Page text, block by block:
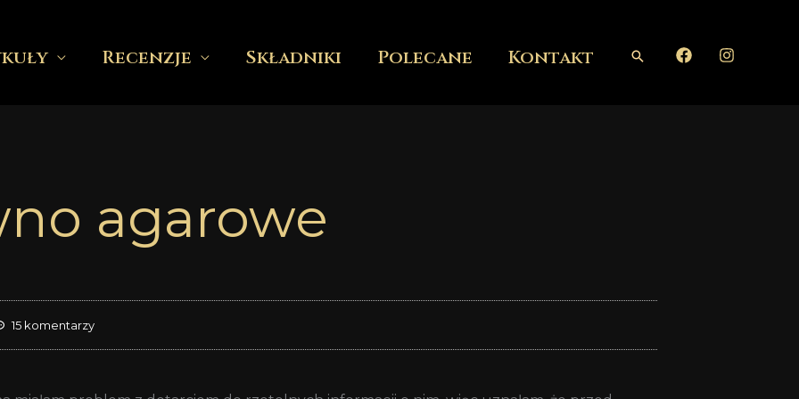
Recenzje Składniki Polecane Kontakt Szukaj
agarowe
15 komentarzy